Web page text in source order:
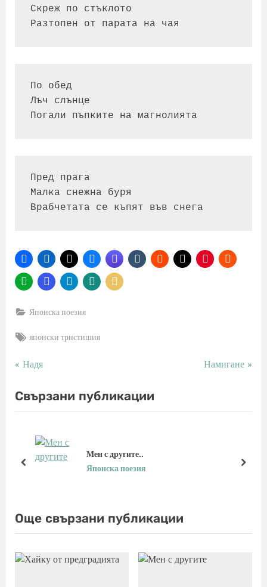
Скреж по стъклото
По обед
Лъч слънце
Пред прага
Малка снежна буря
Врабчетата се къпят във снега
Японска поезия
Tags:
японски тристишия
Навигация
P
e
s
t
:
Надя
N
Намигане
Свързани публикации
Мен с другите..
Японска поезия
prev next
Още свързани публикации